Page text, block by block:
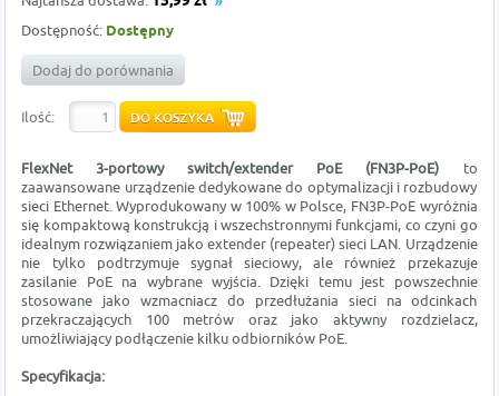
Dostępność: Dostępny
Dodaj do porównania
Ilość:
FlexNet 3-portowy switch/extender PoE (FN3P-PoE) to
zaawansowane urządzenie dedykowane do optymalizacji i rozbudowy
sieci Ethernet. Wyprodukowany w 100% w Polsce, FN3P-PoE wyróżnia
się kompaktową konstrukcją i wszechstronnymi funkcjami, co czyni go
idealnym rozwiązaniem jako extender (repeater) sieci LAN. Urządzenie
nie tylko podtrzymuje sygnał sieciowy, ale również przekazuje
zasilanie PoE na wybrane wyjścia. Dzięki temu jest powszechnie
stosowane jako wzmacniacz do przedłużania sieci na odcinkach
przekraczających 100 metrów oraz jako aktywny rozdzielacz,
umożliwiający podłączenie kilku odbiorników PoE.
Specyfikacja: